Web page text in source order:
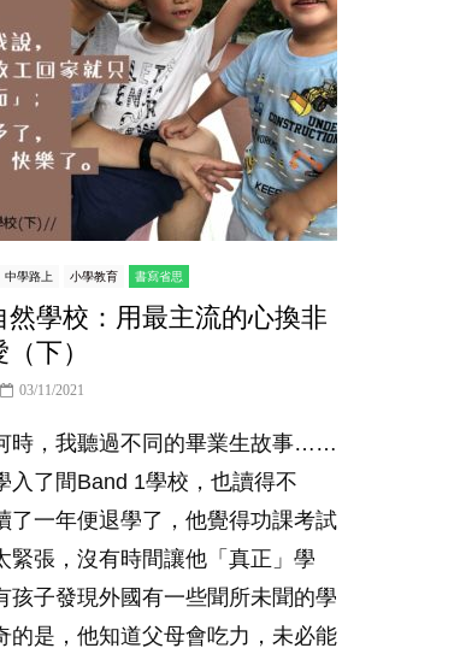
中學路上 小學教育 書寫省思
然學校：用最主流的心換非
下）
03/11/2021
時，我聽過不同的畢業生故事……
入了間Band 1學校，也讀得不
了一年便退學了，他覺得功課考試
緊張，沒有時間讓他「真正」學
子發現外國有一些聞所未聞的學
的是，他知道父母會吃力，未必能